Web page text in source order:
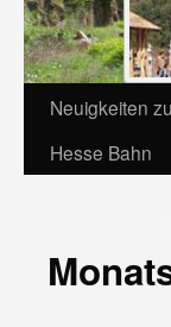
Neuigkeiten
Hesse Bahn